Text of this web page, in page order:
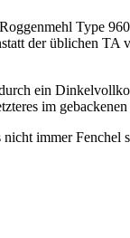
Type
der üblichen
ein
im
immer